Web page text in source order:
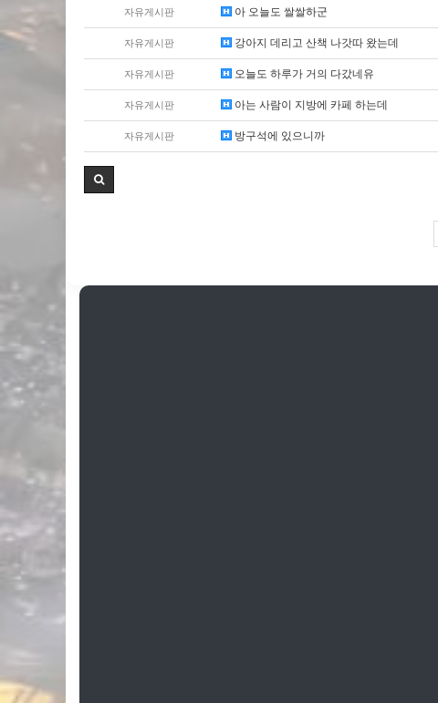
자유게시판 아 오늘도 쌀쌀하군
자유게시판 강아지 데리고 산책 나갓따 왔는데
자유게시판 오늘도 하루가 거의 다갔네유
자유게시판 아는 사람이 지방에 카페 하는데
자유게시판 방구석에 있으니까